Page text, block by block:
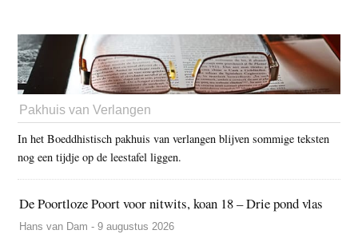
Pakhuis van Verlangen
In het Boeddhistisch pakhuis van verlangen blijven sommige teksten
nog een tijdje op de leestafel liggen.
De Poortloze Poort voor nitwits, koan 18 – Drie pond vlas
Hans van Dam - 9 augustus 2026